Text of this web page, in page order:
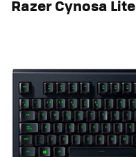
Razer Cynosa Lite